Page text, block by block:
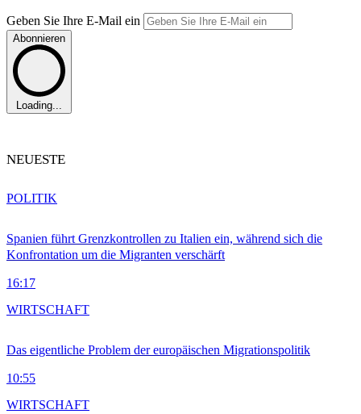
Geben Sie Ihre E-Mail ein
Abonnieren
Loading...
NEUESTE
Spanien führt Grenzkontrollen zu Italien ein, während sich die
Konfrontation um die Migranten verschärft
16:17
POLITIK
Das eigentliche Problem der europäischen Migrationspolitik
10:55
WIRTSCHAFT
WIRTSCHAFT